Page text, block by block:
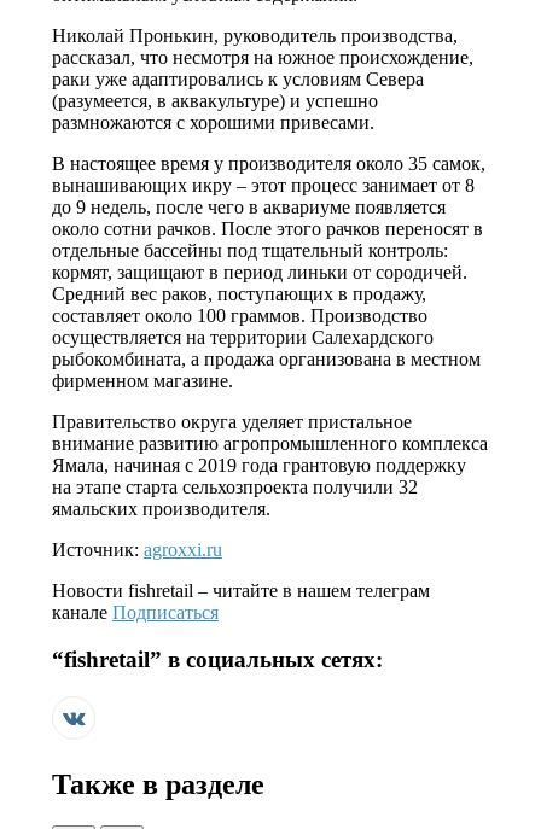
Николай Пронькин, руководитель производства,
рассказал, что несмотря на южное происхождение,
раки уже адаптировались к условиям Севера
(разумеется, в аквакультуре) и успешно
размножаются с хорошими привесами.
В настоящее время у производителя около 35 самок,
вынашивающих икру – этот процесс занимает от 8
до 9 недель, после чего в аквариуме появляется
около сотни рачков. После этого рачков переносят в
отдельные бассейны под тщательный контроль:
кормят, защищают в период линьки от сородичей.
Средний вес раков, поступающих в продажу,
составляет около 100 граммов. Производство
осуществляется на территории Салехардского
рыбокомбината, а продажа организована в местном
фирменном магазине.
Правительство округа уделяет пристальное
внимание развитию агропромышленного комплекса
Ямала, начиная с 2019 года грантовую поддержку
на этапе старта сельхозпроекта получили 32
ямальских производителя.
Источник: agroxxi.ru
Новости fishretail – читайте в нашем телеграм
канале Подписаться
“fishretail” в социальных сетях:
Также в разделе